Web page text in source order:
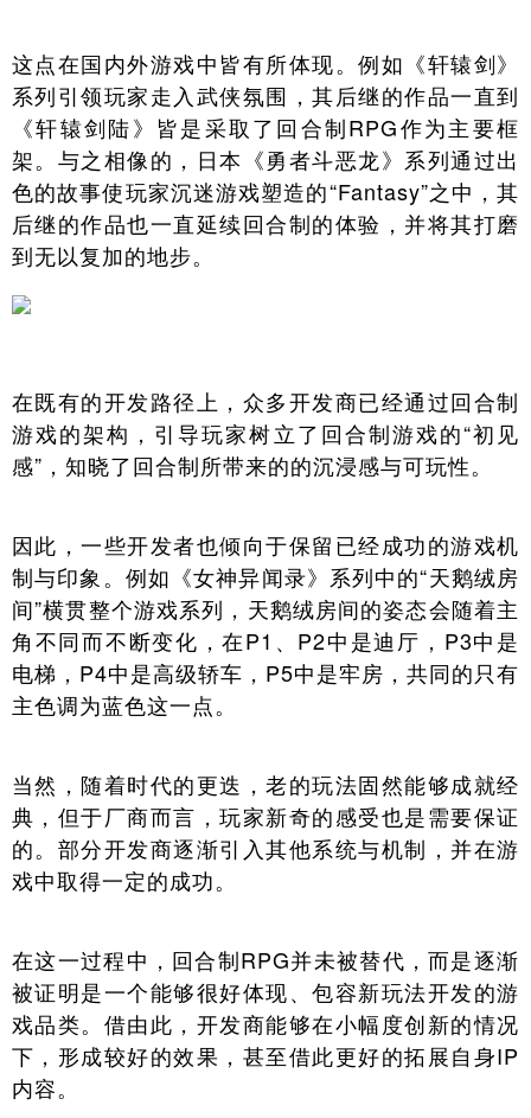
这点在国内外游戏中皆有所体现。例如《轩辕剑》
系列引领玩家走入武侠氛围，其后继的作品一直到
《轩辕剑陆》皆是采取了回合制RPG作为主要框
架。与之相像的，日本《勇者斗恶龙》系列通过出
色的故事使玩家沉迷游戏塑造的“Fantasy”之中，其
后继的作品也一直延续回合制的体验，并将其打磨
到无以复加的地步。
在既有的开发路径上，众多开发商已经通过回合制
游戏的架构，引导玩家树立了回合制游戏的“初见
感”，知晓了回合制所带来的的沉浸感与可玩性。
因此，一些开发者也倾向于保留已经成功的游戏机
制与印象。例如《女神异闻录》系列中的“天鹅绒房
间”横贯整个游戏系列，天鹅绒房间的姿态会随着主
角不同而不断变化，在P1、P2中是迪厅，P3中是
电梯，P4中是高级轿车，P5中是牢房，共同的只有
主色调为蓝色这一点。
当然，随着时代的更迭，老的玩法固然能够成就经
典，但于厂商而言，玩家新奇的感受也是需要保证
的。部分开发商逐渐引入其他系统与机制，并在游
戏中取得一定的成功。
在这一过程中，回合制RPG并未被替代，而是逐渐
被证明是一个能够很好体现、包容新玩法开发的游
戏品类。借由此，开发商能够在小幅度创新的情况
下，形成较好的效果，甚至借此更好的拓展自身IP
内容。